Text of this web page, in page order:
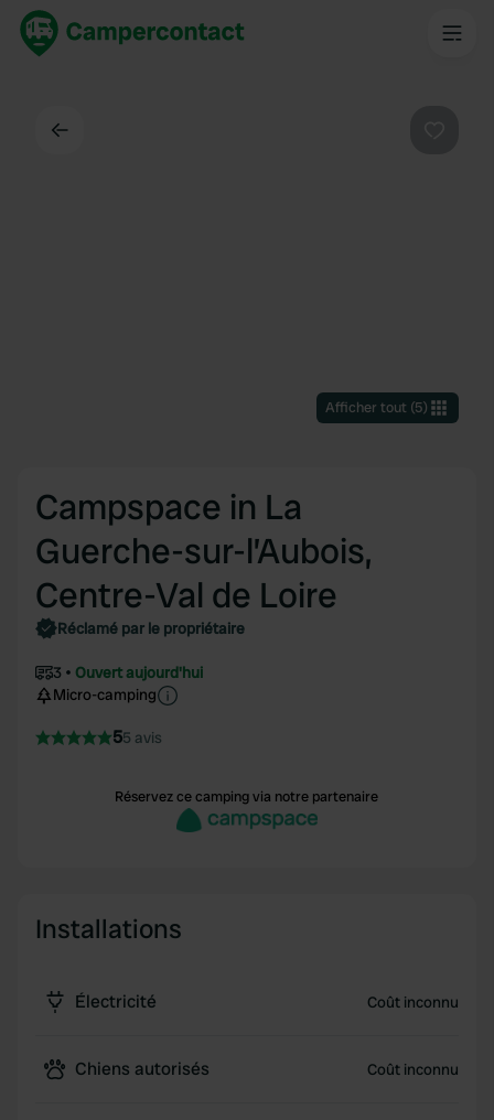
Afficher tout(5)
Campspace in La
Guerche-sur-l’Aubois,
Centre-Val de Loire
Réclamé par le propriétaire
3
Ouvert aujourd'hui
Micro-camping
55 avis
Réservez ce camping via notre partenaire
Installations
Électricité Coût inconnu
Chiens autorisés Coût inconnu